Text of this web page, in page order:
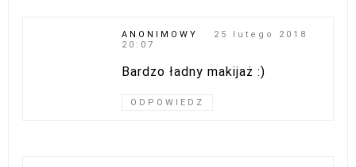
ANONIMOWY
25 lutego 2018
20:07
Bardzo ładny makijaż :)
ODPOWIEDZ